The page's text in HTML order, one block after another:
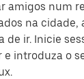
amigos num
na cidade,
de ir. Inicie
e introduza o